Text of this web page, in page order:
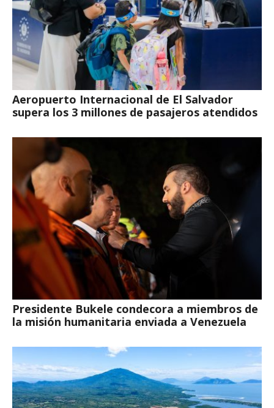
Aeropuerto Internacional de El Salvador
supera los 3 millones de pasajeros atendidos
Presidente Bukele condecora a miembros de
la misión humanitaria enviada a Venezuela